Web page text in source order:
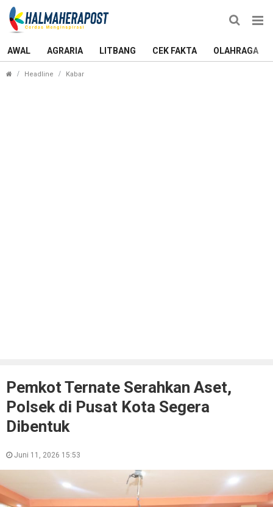
AWAL AGRARIA LITBANG CEK FAKTA OLAHRAGA
Headline Kabar
Pemkot Ternate Serahkan Aset,
Polsek di Pusat Kota Segera
Dibentuk
Juni 11, 2026 15:53